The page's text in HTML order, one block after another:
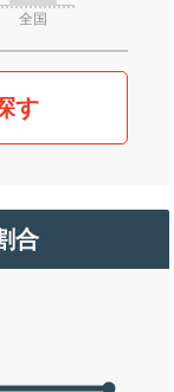
全国
す
合